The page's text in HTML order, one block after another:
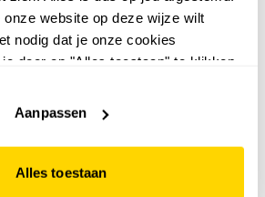
onze website op deze wijze wilt
nodig dat je onze cookies
door op "Alles toestaan" te klikken.
functioneert.
Aanpassen
Alles toestaan